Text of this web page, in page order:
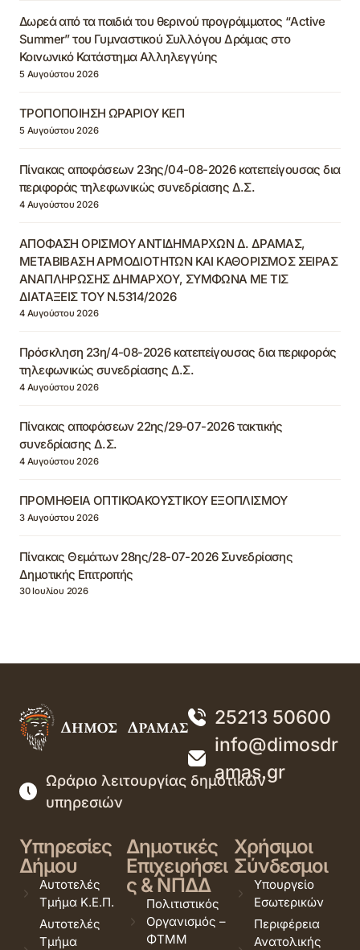
Δωρεά από τα παιδιά του θερινού προγράμματος “Active
Summer” του Γυμναστικού Συλλόγου Δράμας στο
Κοινωνικό Κατάστημα Αλληλεγγύης
5 Αυγούστου 2026
ΤΡΟΠΟΠΟΙΗΣΗ ΩΡΑΡΙΟΥ ΚΕΠ
5 Αυγούστου 2026
Πίνακας αποφάσεων 23ης/04-08-2026 κατεπείγουσας δια
περιφοράς τηλεφωνικώς συνεδρίασης Δ.Σ.
4 Αυγούστου 2026
ΑΠΟΦΑΣΗ ΟΡΙΣΜΟΥ ΑΝΤΙΔΗΜΑΡΧΩΝ Δ. ΔΡΑΜΑΣ,
ΜΕΤΑΒΙΒΑΣΗ ΑΡΜΟΔΙΟΤΗΤΩΝ ΚΑΙ ΚΑΘΟΡΙΣΜΟΣ ΣΕΙΡΑΣ
ΑΝΑΠΛΗΡΩΣΗΣ ΔΗΜΑΡΧΟΥ, ΣΥΜΦΩΝΑ ΜΕ ΤΙΣ
ΔΙΑΤΑΞΕΙΣ ΤΟΥ Ν.5314/2026
4 Αυγούστου 2026
Πρόσκληση 23η/4-08-2026 κατεπείγουσας δια περιφοράς
τηλεφωνικώς συνεδρίασης Δ.Σ.
4 Αυγούστου 2026
Πίνακας αποφάσεων 22ης/29-07-2026 τακτικής
συνεδρίασης Δ.Σ.
4 Αυγούστου 2026
ΠΡΟΜΗΘΕΙΑ ΟΠΤΙΚΟΑΚΟΥΣΤΙΚΟΥ ΕΞΟΠΛΙΣΜΟΥ
3 Αυγούστου 2026
Πίνακας Θεμάτων 28ης/28-07-2026 Συνεδρίασης
Δημοτικής Επιτροπής
30 Ιουλίου 2026
25213 50600
info@dimosdr
amas.gr
Ωράριο λειτουργίας δημοτικών
υπηρεσιών
Υπηρεσίες
Δήμου
Αυτοτελές
Τμήμα Κ.Ε.Π.
Αυτοτελές
Τμήμα
Δημοτικές
Επιχειρήσει
ς & ΝΠΔΔ
Πολιτιστικός
Οργανισμός –
ΦΤΜΜ
Χρήσιμοι
Σύνδεσμοι
Υπουργείο
Εσωτερικών
Περιφέρεια
Ανατολικής